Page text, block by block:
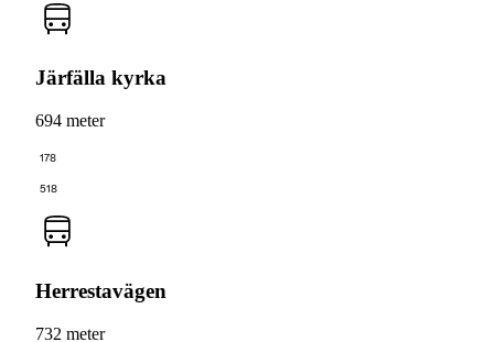
Järfälla kyrka
694 meter
178
518
Herrestavägen
732 meter